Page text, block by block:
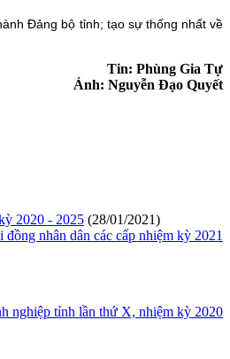
Đảng bộ tỉnh; tạo sự thống nhất về
Tin: Phùng Gia Tự
Ảnh: Nguyễn Đạo Quyết
2020 - 2025 (28/01/2021)
nhân dân các cấp nhiệm kỳ 2021
nghiệp tỉnh lần thứ X, nhiệm kỳ 2020